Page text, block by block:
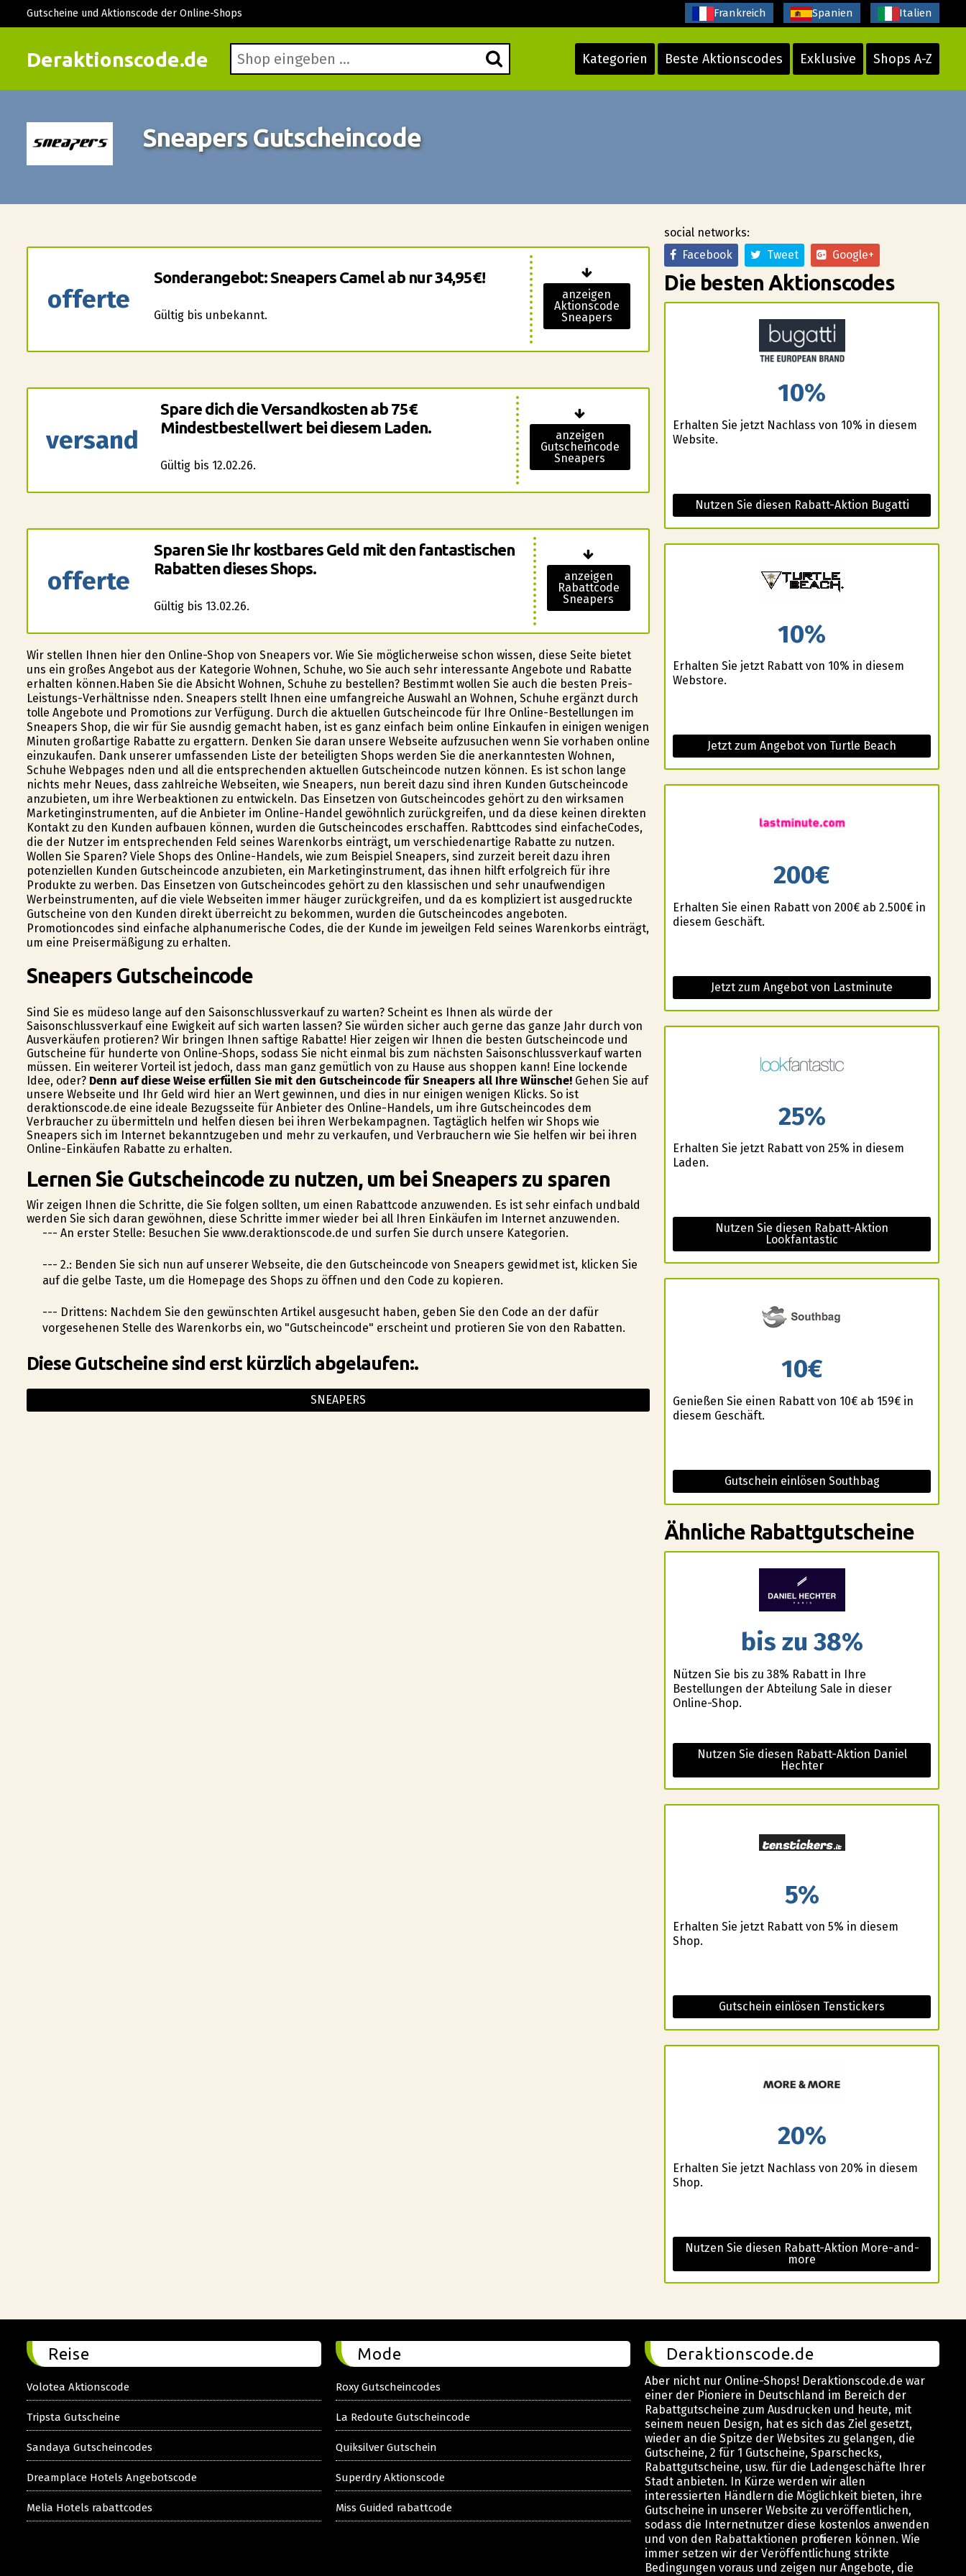
Deraktionscode.de Kategorien Beste Aktionscodes Exklusive Shops A-Z
Gutscheine und Aktionscode der Online-Shops Frankreich Spanien Italien
Sneapers Gutscheincode
offerte
Sonderangebot: Sneapers Camel ab nur 34,95€!
Gültig bis unbekannt.
anzeigen
Aktionscode
Sneapers
versand
Spare dich die Versandkosten ab 75€
Mindestbestellwert bei diesem Laden.
Gültig bis 12.02.26.
anzeigen
Gutscheincode
Sneapers
offerte
Sparen Sie Ihr kostbares Geld mit den fantastischen
Rabatten dieses Shops.
Gültig bis 13.02.26.
anzeigen
Rabattcode
Sneapers
Wir stellen Ihnen hier den Online-Shop von Sneapers vor. Wie Sie möglicherweise schon wissen, diese Seite bietet
uns ein großes Angebot aus der Kategorie Wohnen, Schuhe, wo Sie auch sehr interessante Angebote und Rabatte
erhalten können.Haben Sie die Absicht Wohnen, Schuhe zu bestellen? Bestimmt wollen Sie auch die besten Preis-
Leistungs-Verhältnisse finden. Sneapers stellt Ihnen eine umfangreiche Auswahl an Wohnen, Schuhe ergänzt durch
tolle Angebote und Promotions zur Verfügung. Durch die aktuellen Gutscheincode für Ihre Online-Bestellungen im
Sneapers Shop, die wir für Sie ausfindig gemacht haben, ist es ganz einfach beim online Einkaufen in einigen wenigen
Minuten großartige Rabatte zu ergattern. Denken Sie daran unsere Webseite aufzusuchen wenn Sie vorhaben online
einzukaufen. Dank unserer umfassenden Liste der beteiligten Shops werden Sie die anerkanntesten Wohnen,
Schuhe Webpages finden und all die entsprechenden aktuellen Gutscheincode nutzen können. Es ist schon lange
nichts mehr Neues, dass zahlreiche Webseiten, wie Sneapers, nun bereit dazu sind ihren Kunden Gutscheincode
anzubieten, um ihre Werbeaktionen zu entwickeln. Das Einsetzen von Gutscheincodes gehört zu den wirksamen
Marketinginstrumenten, auf die Anbieter im Online-Handel gewöhnlich zurückgreifen, und da diese keinen direkten
Kontakt zu den Kunden aufbauen können, wurden die Gutscheincodes erschaffen. Rabttcodes sind einfacheCodes,
die der Nutzer im entsprechenden Feld seines Warenkorbs einträgt, um verschiedenartige Rabatte zu nutzen.
Wollen Sie Sparen? Viele Shops des Online-Handels, wie zum Beispiel Sneapers, sind zurzeit bereit dazu ihren
potenziellen Kunden Gutscheincode anzubieten, ein Marketinginstrument, das ihnen hilft erfolgreich für ihre
Produkte zu werben. Das Einsetzen von Gutscheincodes gehört zu den klassischen und sehr unaufwendigen
Werbeinstrumenten, auf die viele Webseiten immer häufiger zurückgreifen, und da es kompliziert ist ausgedruckte
Gutscheine von den Kunden direkt überreicht zu bekommen, wurden die Gutscheincodes angeboten.
Promotioncodes sind einfache alphanumerische Codes, die der Kunde im jeweilgen Feld seines Warenkorbs einträgt,
um eine Preisermäßigung zu erhalten.
Sneapers Gutscheincode
Sind Sie es müdeso lange auf den Saisonschlussverkauf zu warten? Scheint es Ihnen als würde der
Saisonschlussverkauf eine Ewigkeit auf sich warten lassen? Sie würden sicher auch gerne das ganze Jahr durch von
Ausverkäufen profitieren? Wir bringen Ihnen saftige Rabatte! Hier zeigen wir Ihnen die besten Gutscheincode und
Gutscheine für hunderte von Online-Shops, sodass Sie nicht einmal bis zum nächsten Saisonschlussverkauf warten
müssen. Ein weiterer Vorteil ist jedoch, dass man ganz gemütlich von zu Hause aus shoppen kann! Eine lockende
Idee, oder? Denn auf diese Weise erfüllen Sie mit den Gutscheincode für Sneapers all Ihre Wünsche!Gehen Sie auf
unsere Webseite und Ihr Geld wird hier an Wert gewinnen, und dies in nur einigen wenigen Klicks. So ist
deraktionscode.de eine ideale Bezugsseite für Anbieter des Online-Handels, um ihre Gutscheincodes dem
Verbraucher zu übermitteln und helfen diesen bei ihren Werbekampagnen. Tagtäglich helfen wir Shops wie
Sneapers sich im Internet bekanntzugeben und mehr zu verkaufen, und Verbrauchern wie Sie helfen wir bei ihren
Online-Einkäufen Rabatte zu erhalten.
Lernen Sie Gutscheincode zu nutzen, um bei Sneapers zu sparen
Wir zeigen Ihnen die Schritte, die Sie folgen sollten, um einen Rabattcode anzuwenden. Es ist sehr einfach undbald
werden Sie sich daran gewöhnen, diese Schritte immer wieder bei all Ihren Einkäufen im Internet anzuwenden.
--- An erster Stelle: Besuchen Sie www.deraktionscode.de und surfen Sie durch unsere Kategorien.
--- 2.: Befinden Sie sich nun auf unserer Webseite, die den Gutscheincode von Sneapers gewidmet ist, klicken Sie
auf die gelbe Taste, um die Homepage des Shops zu öffnen und den Code zu kopieren.
--- Drittens: Nachdem Sie den gewünschten Artikel ausgesucht haben, geben Sie den Code an der dafür
vorgesehenen Stelle des Warenkorbs ein, wo "Gutscheincode" erscheint und profitieren Sie von den Rabatten.
Diese Gutscheine sind erst kürzlich abgelaufen:.
SNEAPERS
social networks:
Facebook
Tweet Google+
Die besten Aktionscodes
10%
Erhalten Sie jetzt Nachlass von 10% in diesem
Website.
Nutzen Sie diesen Rabatt-Aktion Bugatti
10%
Erhalten Sie jetzt Rabatt von 10% in diesem
Webstore.
Jetzt zum Angebot von Turtle Beach
200€
Erhalten Sie einen Rabatt von 200€ ab 2.500€ in
diesem Geschäft.
Jetzt zum Angebot von Lastminute
25%
Erhalten Sie jetzt Rabatt von 25% in diesem
Laden.
Nutzen Sie diesen Rabatt-Aktion
Lookfantastic
10€
Genießen Sie einen Rabatt von 10€ ab 159€ in
diesem Geschäft.
Gutschein einlösen Southbag
Ähnliche Rabattgutscheine
bis zu 38%
Nützen Sie bis zu 38% Rabatt in Ihre
Bestellungen der Abteilung Sale in dieser
Online-Shop.
Nutzen Sie diesen Rabatt-Aktion Daniel
Hechter
5%
Erhalten Sie jetzt Rabatt von 5% in diesem
Shop.
Gutschein einlösen Tenstickers
20%
Erhalten Sie jetzt Nachlass von 20% in diesem
Shop.
Nutzen Sie diesen Rabatt-Aktion More-and-
more
Reise
Volotea Aktionscode
Tripsta Gutscheine
Sandaya Gutscheincodes
Dreamplace Hotels Angebotscode
Melia Hotels rabattcodes
Mode
Roxy Gutscheincodes
La Redoute Gutscheincode
Quiksilver Gutschein
Superdry Aktionscode
Miss Guided rabattcode
Deraktionscode.de
Aber nicht nur Online-Shops! Deraktionscode.de war
einer der Pioniere in Deutschland im Bereich der
Rabattgutscheine zum Ausdrucken und heute, mit
seinem neuen Design, hat es sich das Ziel gesetzt,
wieder an die Spitze der Websites zu gelangen, die
Gutscheine, 2 für 1 Gutscheine, Sparschecks,
Rabattgutscheine, usw. für die Ladengeschäfte Ihrer
Stadt anbieten. In Kürze werden wir allen
interessierten Händlern die Möglichkeit bieten, ihre
Gutscheine in unserer Website zu veröffentlichen,
sodass die Internetnutzer diese kostenlos anwenden
und von den Rabattaktionen profitieren können. Wie
immer setzen wir der Veröffentlichung strikte
Bedingungen voraus und zeigen nur Angebote, die